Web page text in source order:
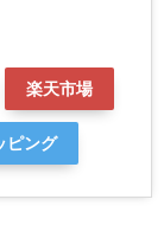
楽天市場
ピング